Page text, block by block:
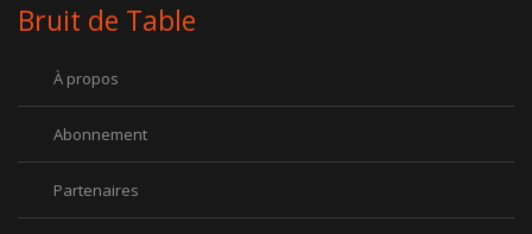
Bruit de Table
À propos
Abonnement
Partenaires